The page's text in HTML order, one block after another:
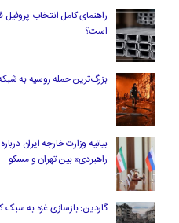
راهنمای کامل انتخاب
است؟
بزرگ‌ترین حمله روسیه به
بیانیه وزارت خارجه ایران
راهبردی» بین تهران و مسکو
گاردین: بازسازی غزه به سبک